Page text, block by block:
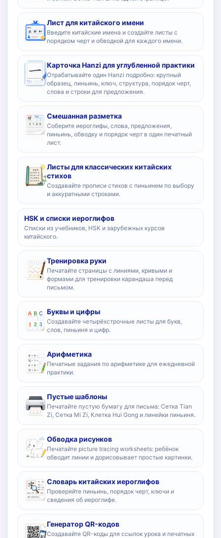
Лист для китайского имени
Введите китайские имена и создайте листы с
порядком черт и обводкой для каждого имени.
Карточка Hanzi для углубленной практики
Отрабатывайте один Hanzi подробно: крупный
образец, пиньинь, ключ, структура, порядок черт,
слова и строки для предложения.
Смешанная разметка
Соберите иероглифы, слова, предложения,
пиньинь, обводку и порядок черт в один печатный
лист.
Листы для классических китайских
стихов
Создавайте прописи стихов с пиньинем по выбору
и аккуратными строками.
HSK и списки иероглифов
Списки из учебников, HSK и зарубежных курсов
китайского.
Тренировка руки
Печатайте страницы с линиями, кривыми и
формами для тренировки карандаша перед
письмом.
Буквы и цифры
Создавайте четырёхстрочные листы для букв,
слов, пиньиня и цифр.
Арифметика
Печатные задания по арифметике для ежедневной
практики.
Пустые шаблоны
Печатайте пустую бумагу для письма: Сетка Tian
Zi, Сетка Mi Zi, Клетка Hui Gong и линейки пиньиня.
Обводка рисунков
Печатайте picture tracing worksheets: ребёнок
обводит линии и дорисовывает простые картинки.
Словарь китайских иероглифов
Проверяйте пиньинь, порядок черт, ключи и
сведения об иероглифе.
Генератор QR-кодов
Создавайте QR-коды для ссылок урока и печатных